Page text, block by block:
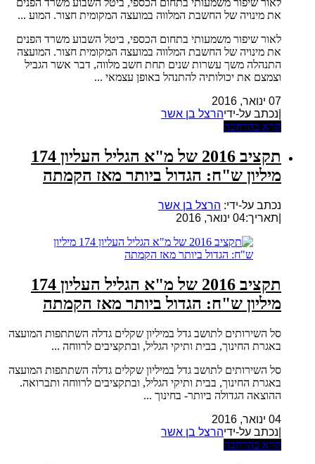
לאור שיפור משמעותי בתחום הכספי, ביטל השבוע משרד הפנים
את מינויה של החשבת המלווה במועצה המקומית חצור. המוע ...
לאור שיפור משמעותי בתחום הכספי, ביטל השבוע משרד הפנים
את מינויה של החשבת המלווה במועצה המקומית חצור. המועצה
התנהלה משך עשרות שנים תחת חשב מלווה, דבר אשר הגביל
וצמצם את יכולותיה להתנהל באופן עצמאי ...
07 ינואר, 2016
|נכתב על-ידיהרצל בן אשר
קרא בהרחבה
תקציב 2016 של מ"א הגליל העליון 174
מיליון ש"ח: הגדול ביותר מאז הקמתה
נכתב על-ידי: הרצל בן אשר
תאריך:04 ינואר, 2016
תקציב 2016 של מ"א הגליל העליון 174
מיליון ש"ח: הגדול ביותר מאז הקמתה
סל השירותים לתושב גדל במיליון שקלים גדלה השתתפות המועצה
באגרת החינוך, בבית ותיקי הגליל, ובתקציבים לרווחה ...
סל השירותים לתושב גדל במיליון שקלים גדלה השתתפות המועצה
באגרת החינוך, בבית ותיקי הגליל, ובתקציבים לרווחה ותברואה.
ההוצאה הגדולה ביותר- בחינוך ...
04 ינואר, 2016
|נכתב על-ידיהרצל בן אשר
קרא בהרחבה